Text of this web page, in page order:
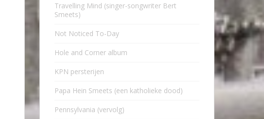
Travelling Mind (singer-songwriter Bert
Smeets)
Not Noticed To-Day
Hole and Corner album
KPN persterijen
Papa Hein Smeets (een katholieke dood)
Pennsylvania (vervolg)